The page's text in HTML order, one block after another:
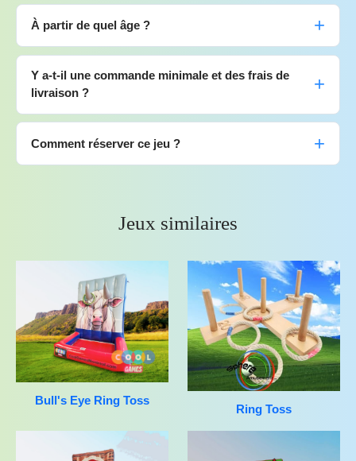
À partir de quel âge ?
Y a-t-il une commande minimale et des frais de
livraison ?
Comment réserver ce jeu ?
Jeux similaires
Bull's Eye Ring Toss
Ring Toss